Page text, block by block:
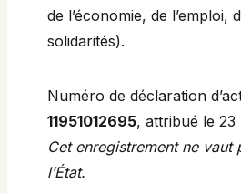
de l’économie, de l’emploi,
solidarités).
Numéro de déclaration
11951012695, attribué le 23
Cet enregistrement ne vaut
l’État.